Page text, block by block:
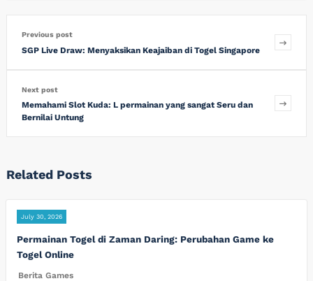
Previous post
SGP Live Draw: Menyaksikan Keajaiban di Togel Singapore
Next post
Memahami Slot Kuda: L permainan yang sangat Seru dan
Bernilai Untung
Related Posts
July 30, 2026
Permainan Togel di Zaman Daring: Perubahan Game ke
Togel Online
Berita Games